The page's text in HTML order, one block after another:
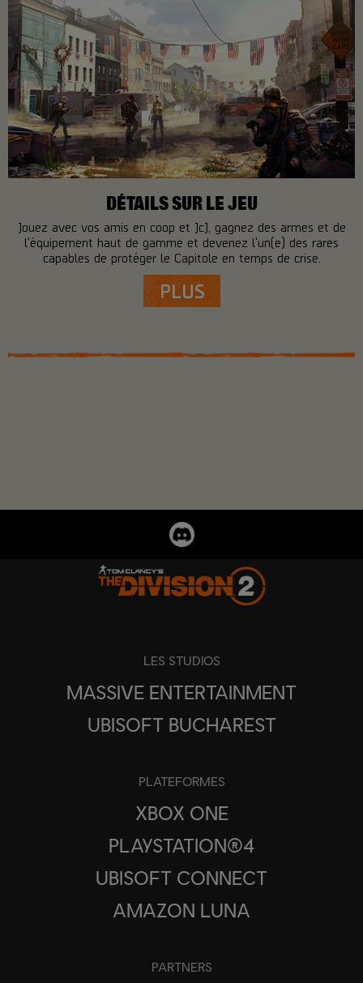
DÉTAILS SUR LE JEU
Jouez avec vos amis en coop et JcJ, gagnez des armes et de
l'équipement haut de gamme et devenez l'un(e) des rares
capables de protéger le Capitole en temps de crise.
PLUS
LES STUDIOS
MASSIVE ENTERTAINMENT
UBISOFT BUCHAREST
PLATEFORMES
XBOX ONE
PLAYSTATION®4
UBISOFT CONNECT
AMAZON LUNA
PARTNERS